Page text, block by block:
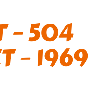
– 504
– 1969